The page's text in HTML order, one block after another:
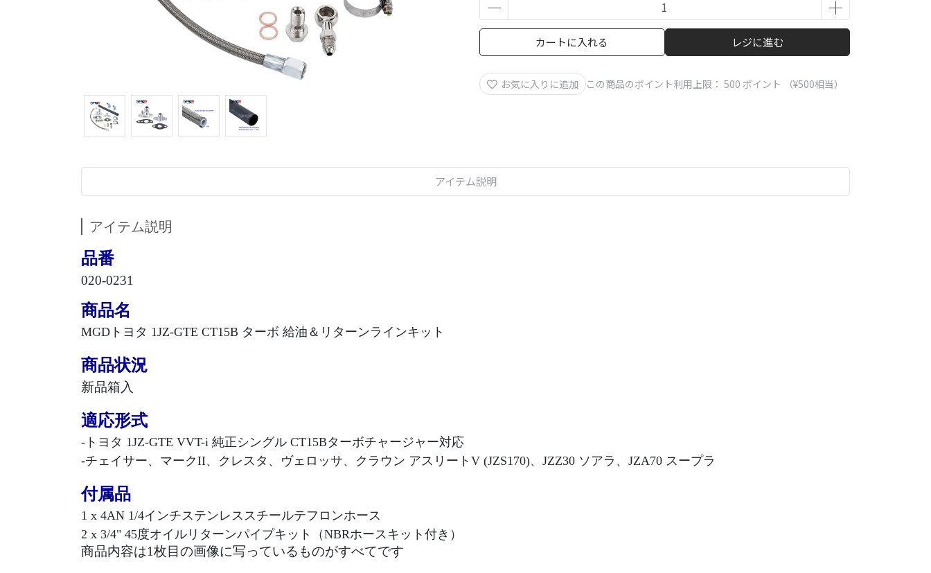
カートに入れる レジに進む
お気に入りに追加 この商品のポイント利用上限： 500 ポイント （¥500相当）
アイテム説明
アイテム説明
品番
020-0231
商品名
MGD トヨタ 1JZ-GTE CT15B ターボ 給油＆リターンラインキット
商品状況
新品箱入
適応形式
-トヨタ 1JZ-GTE VVT-i 純正シングル CT15Bターボチャージャー対応
-チェイサー、マークII、クレスタ、ヴェロッサ、クラウン アスリートV (JZS170)、JZZ30 ソアラ、JZA70 スープラ
付属品
1 x 4AN 1/4インチステンレススチールテフロンホース
2 x 3/4" 45度オイルリターンパイプキット（NBRホースキット付き）
商品内容は1枚目の画像に写っているものがすべてです